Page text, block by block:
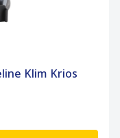
Klim Krios